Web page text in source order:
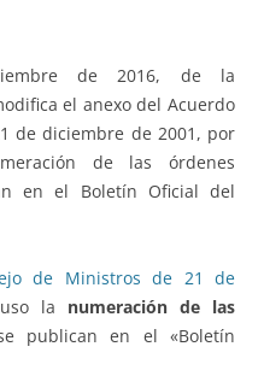
de 2016, de la
el anexo del Acuerdo
de diciembre de 2001, por
de las órdenes
en el Boletín Oficial del
de Ministros de 21 de
la numeración de las
publican en el «Boletín